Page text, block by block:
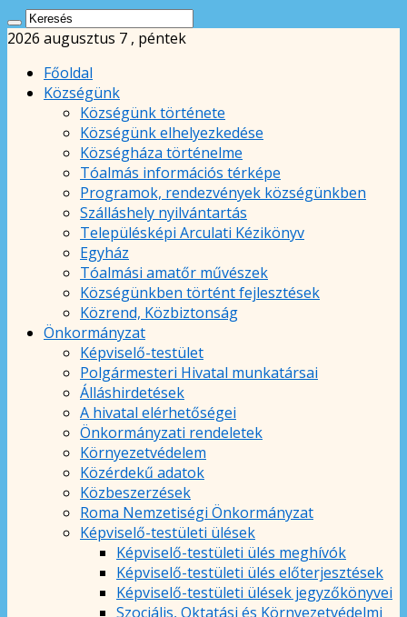
2026 augusztus 7 , péntek
Főoldal
Községünk
Községünk története
Községünk elhelyezkedése
Községháza történelme
Tóalmás információs térképe
Programok, rendezvények községünkben
Szálláshely nyilvántartás
Településképi Arculati Kézikönyv
Egyház
Tóalmási amatőr művészek
Községünkben történt fejlesztések
Közrend, Közbiztonság
Önkormányzat
Képviselő-testület
Polgármesteri Hivatal munkatársai
Álláshirdetések
A hivatal elérhetőségei
Önkormányzati rendeletek
Környezetvédelem
Közérdekű adatok
Közbeszerzések
Roma Nemzetiségi Önkormányzat
Képviselő-testületi ülések
Képviselő-testületi ülés meghívók
Képviselő-testületi ülés előterjesztések
Képviselő-testületi ülések jegyzőkönyvei
Szociális, Oktatási és Környezetvédelmi